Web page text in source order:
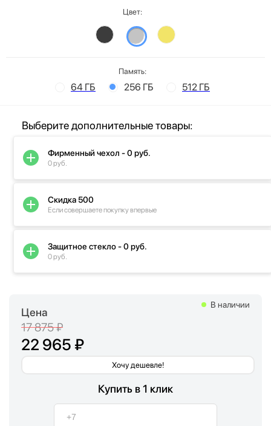
Цвет:
Память:
64 ГБ 256 ГБ 512 ГБ
Цена
17 875 ₽
22 965 ₽
Хочу дешевле!
В наличии
Купить в 1 клик
Выберите дополнительные товары:
Фирменный чехол - 0 руб.
0 руб.
Скидка 500
Если совершаете покупку впервые
Защитное стекло - 0 руб.
0 руб.